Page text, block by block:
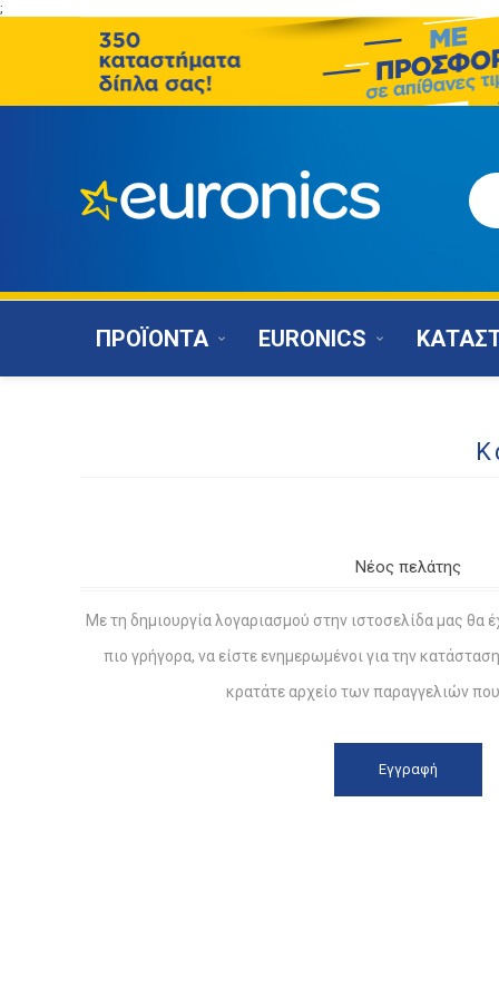
;
ΠΡΟΪΟΝΤΑ EURONICS
Νέος πελάτης
Με τη δημιουργία λογαριασμού στην ιστοσελίδα μας θα
πιο γρήγορα, να είστε ενημερωμένοι για την
κρατάτε αρχείο των παραγγελιών που